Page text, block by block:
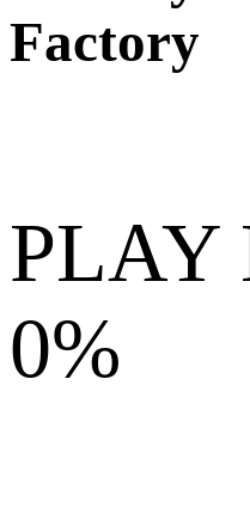
Factory
PLAY
0%